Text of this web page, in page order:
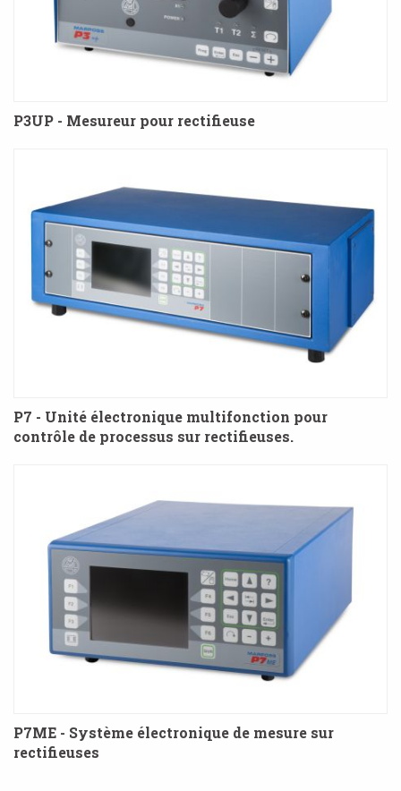
P3UP - Mesureur pour rectifieuse
P7 - Unité électronique multifonction pour
contrôle de processus sur rectifieuses.
P7ME - Système électronique de mesure sur
rectifieuses